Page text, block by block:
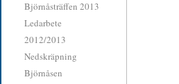
Björnåsträffen 2013
Ledarbete
2012/2013
Nedskräpning
Björnåsen